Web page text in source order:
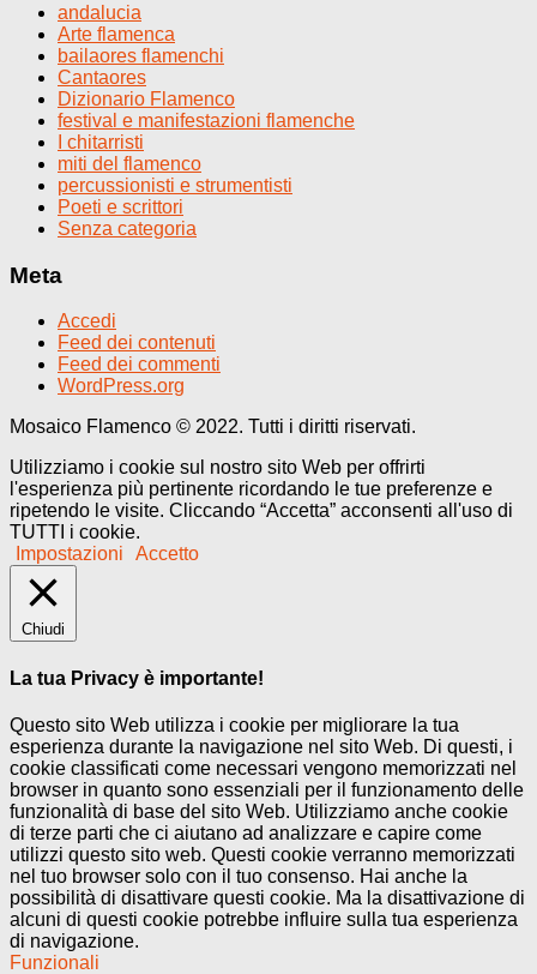
andalucia
Arte flamenca
bailaores flamenchi
Cantaores
Dizionario Flamenco
festival e manifestazioni flamenche
I chitarristi
miti del flamenco
percussionisti e strumentisti
Poeti e scrittori
Senza categoria
Meta
Accedi
Feed dei contenuti
Feed dei commenti
WordPress.org
Mosaico Flamenco © 2022. Tutti i diritti riservati.
Utilizziamo i cookie sul nostro sito Web per offrirti
l'esperienza più pertinente ricordando le tue preferenze e
ripetendo le visite. Cliccando “Accetta” acconsenti all'uso di
TUTTI i cookie.
Impostazioni
Accetto
Chiudi
La tua Privacy è importante!
Questo sito Web utilizza i cookie per migliorare la tua
esperienza durante la navigazione nel sito Web. Di questi, i
cookie classificati come necessari vengono memorizzati nel
browser in quanto sono essenziali per il funzionamento delle
funzionalità di base del sito Web. Utilizziamo anche cookie
di terze parti che ci aiutano ad analizzare e capire come
utilizzi questo sito web. Questi cookie verranno memorizzati
nel tuo browser solo con il tuo consenso. Hai anche la
possibilità di disattivare questi cookie. Ma la disattivazione di
alcuni di questi cookie potrebbe influire sulla tua esperienza
di navigazione.
Funzionali